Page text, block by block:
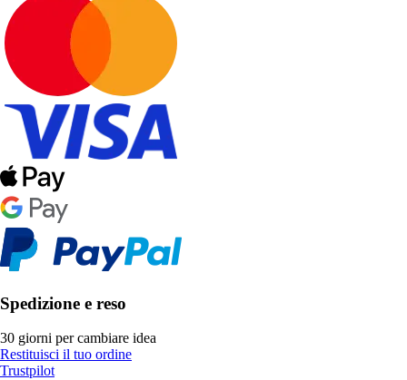
Spedizione e reso
30 giorni per cambiare idea
Restituisci il tuo ordine
Trustpilot